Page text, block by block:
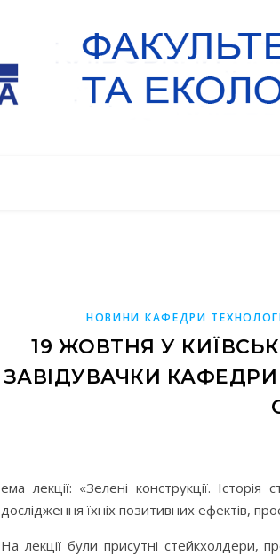
НОВИНИ КАФЕДРИ
19 ЖОВТНЯ У
ЗАВІДУВАЧКИ
ема лекції: «Зелені конструкції.
дослідження їхніх позитивних ефектів,
На лекції були присутні стейкхолдери,